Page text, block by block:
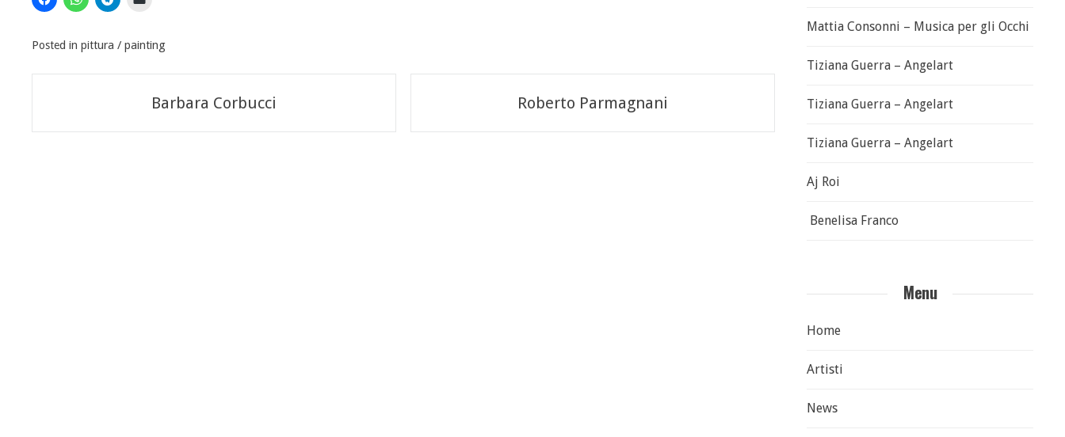
Posted in pittura / painting
articoli
Barbara Corbucci Roberto Parmagnani
Mattia Consonni – Musica per gli Occhi
Tiziana Guerra – Angelart
Tiziana Guerra – Angelart
Tiziana Guerra – Angelart
Aj Roi
Benelisa Franco
Menu
Home
Artisti
News